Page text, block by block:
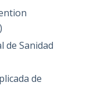
de Sanidad
de